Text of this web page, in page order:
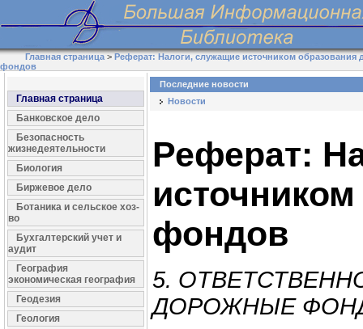
Главная страница>Реферат: Налоги, служащие источником образования
фондов
Главная страница
Банковское дело
Безопасность
жизнедеятельности
Биология
Биржевое дело
Ботаника и сельское хоз-
во
Бухгалтерский учет и
аудит
География
экономическая география
Геодезия
Геология
Последние новости
Новости
Реферат:
фондов
5.
ДОРОЖНЫЕ